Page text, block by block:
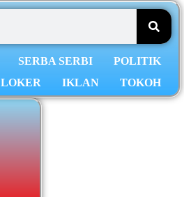
SERBA SERBI
POLITIK
LOKER IKLAN TOKOH